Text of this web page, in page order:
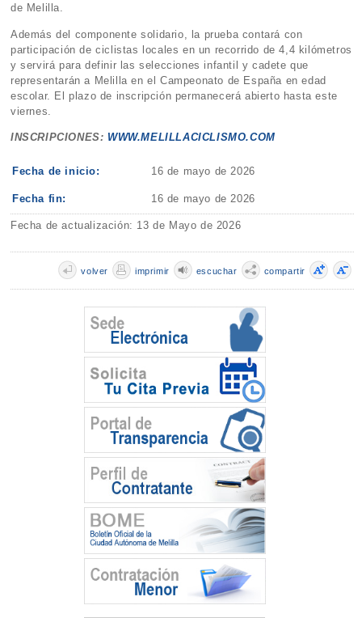
de Melilla.
Además del componente solidario, la prueba contará con
participación de ciclistas locales en un recorrido de 4,4 kilómetros
y servirá para definir las selecciones infantil y cadete que
representarán a Melilla en el Campeonato de España en edad
escolar. El plazo de inscripción permanecerá abierto hasta este
viernes.
INSCRIPCIONES: WWW.MELILLACICLISMO.COM
Fecha de inicio: 16 de mayo de 2026
Fecha fin: 16 de mayo de 2026
Fecha de actualización: 13 de Mayo de 2026
compartir
escuchar
imprimir
volver